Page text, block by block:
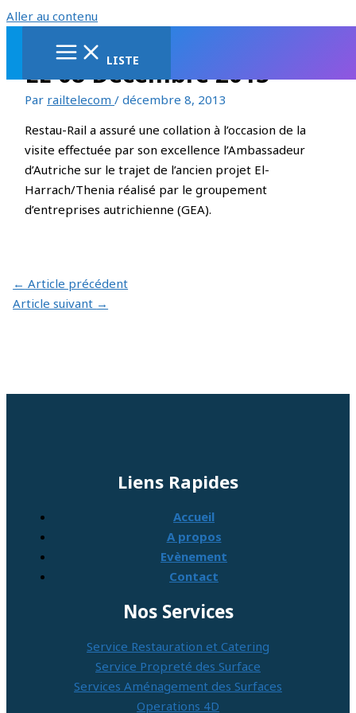
Aller au contenu
LISTE
LE 08 Décembre 2013
Par railtelecom/décembre 8, 2013
Restau-Rail a assuré une collation à l’occasion de la
visite effectuée par son excellence l’Ambassadeur
d’Autriche sur le trajet de l’ancien projet El-
Harrach/Thenia réalisé par le groupement
d’entreprises autrichienne (GEA).
← Article précédent
Article suivant →
Liens Rapides
Accueil
A propos
Evènement
Contact
Nos Services
Service Restauration et Catering
Service Propreté des Surface
Services Aménagement des Surfaces
Operations 4D